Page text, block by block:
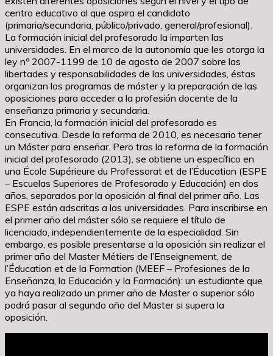
centro educativo al que aspira el candidato
(primaria/secundaria, público/privado, general/profesional).
La formación inicial del profesorado la imparten las
universidades. En el marco de la autonomía que les otorga la
ley nº 2007-1199 de 10 de agosto de 2007 sobre las
libertades y responsabilidades de las universidades, éstas
organizan los programas de máster y la preparación de las
oposiciones para acceder a la profesión docente de la
enseñanza primaria y secundaria.
En Francia, la formación inicial del profesorado es
consecutiva. Desde la reforma de 2010, es necesario tener
un Máster para enseñar. Pero tras la reforma de la formación
inicial del profesorado (2013), se obtiene un específico en
una École Supérieure du Professorat et de l’Éducation (ESPE
– Escuelas Superiores de Profesorado y Educación) en dos
años, separados por la oposición al final del primer año. Las
ESPE están adscritas a las universidades. Para inscribirse en
el primer año del máster sólo se requiere el título de
licenciado, independientemente de la especialidad. Sin
embargo, es posible presentarse a la oposición sin realizar el
primer año del Master Métiers de l’Enseignement, de
l’Éducation et de la Formation (MEEF – Profesiones de la
Enseñanza, la Educación y la Formación): un estudiante que
ya haya realizado un primer año de Master o superior sólo
podrá pasar al segundo año del Master si supera la
oposición.